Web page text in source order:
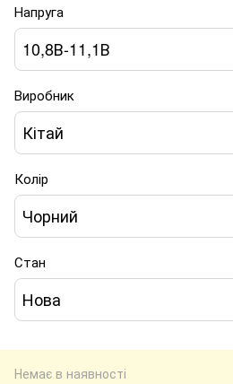
Напруга
10,8В-11,1В
Виробник
Кітай
Колір
Чорний
Стан
Нова
Немає в наявності